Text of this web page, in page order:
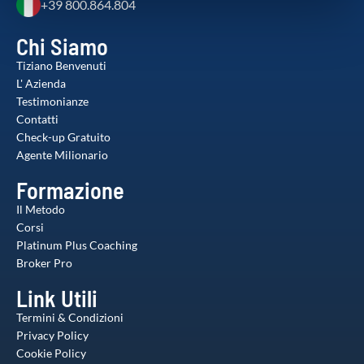
nostri partner che si occupano di analisi dei dati web,
con altre informazioni che ha fornito loro o che hanno
raccolto dal suo utilizzo dei loro servizi.
+39 800.864.804
Chi Siamo
Tiziano Benvenuti
L' Azienda
Testimonianze
Contatti
Check-up Gratuito
Agente Milionario
Formazione
Il Metodo
Corsi
Platinum Plus Coaching
Broker Pro
Link Utili
Termini & Condizioni
Privacy Policy
Cookie Policy